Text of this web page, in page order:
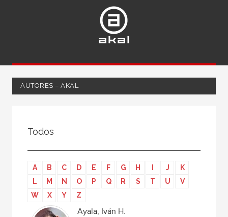
AUTORES – AKAL
Editor
Editora
Todos
A B C D E F G H J
K
L
M N O P Q R S T U
V
W
X Y Z
Ayala, Iván H.